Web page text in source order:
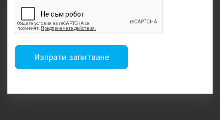
Изпрати запитване